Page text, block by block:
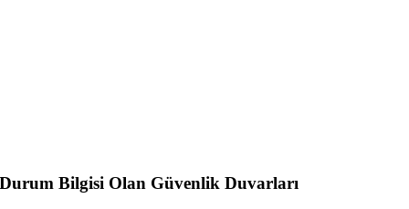
Durum Bilgisi Olan Güvenlik Duvarları